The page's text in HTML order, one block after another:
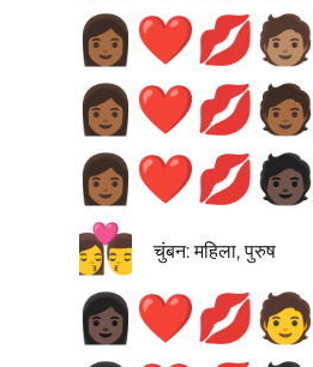
👩🏾‍❤️‍💋‍🧑🏽
👩🏾‍❤️‍💋‍🧑🏾
👩🏾‍❤️‍💋‍🧑🏿
👩‍❤️‍💋‍👨 चुंबन: महिला, पुरुष
👩🏿‍❤️‍💋‍🧑